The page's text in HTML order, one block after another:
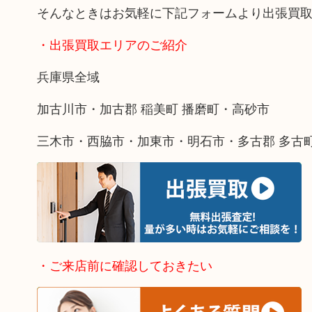
そんなときはお気軽に下記フォームより出張買
・出張買取エリアのご紹介
兵庫県全域
加古川市・加古郡 稲美町 播磨町・高砂市
三木市・西脇市・加東市・明石市・多古郡 多古
・ご来店前に確認しておきたい